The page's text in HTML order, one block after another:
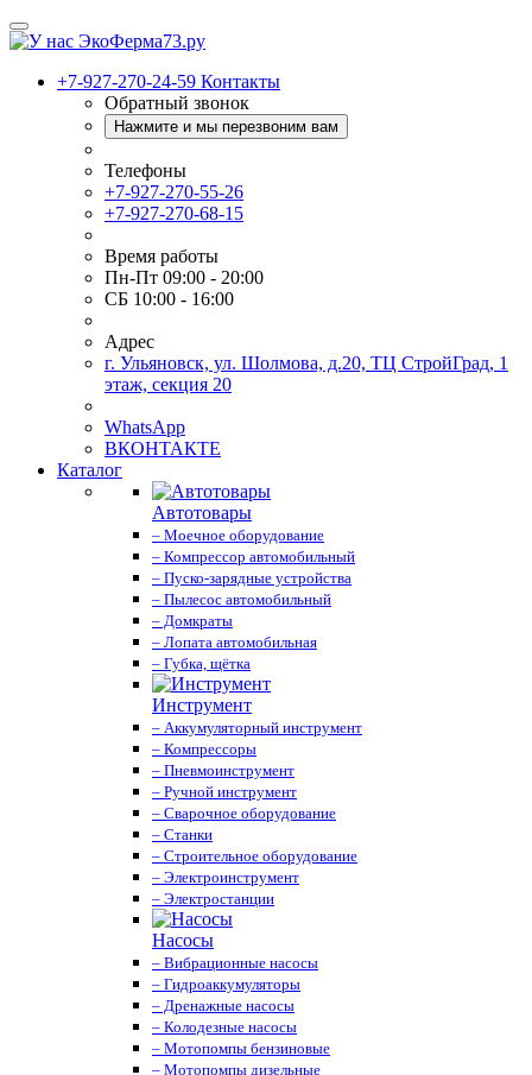
+7-927-270-24-59 Контакты
Обратный звонок
Нажмите и мы перезвоним вам
Телефоны
+7-927-270-55-26
+7-927-270-68-15
Время работы
Пн-Пт 09:00 - 20:00
СБ 10:00 - 16:00
Адрес
г. Ульяновск, ул. Шолмова, д.20, ТЦ СтройГрад, 1
этаж, секция 20
WhatsApp
ВКОНТАКТЕ
Каталог
Автотовары
– Моечное оборудование
– Компрессор автомобильный
– Пуско-зарядные устройства
– Пылесос автомобильный
– Домкраты
– Лопата автомобильная
– Губка, щётка
Инструмент
– Аккумуляторный инструмент
– Компрессоры
– Пневмоинструмент
– Ручной инструмент
– Сварочное оборудование
– Станки
– Строительное оборудование
– Электроинструмент
– Электростанции
Насосы
– Вибрационные насосы
– Гидроаккумуляторы
– Дренажные насосы
– Колодезные насосы
– Мотопомпы бензиновые
– Мотопомпы дизельные